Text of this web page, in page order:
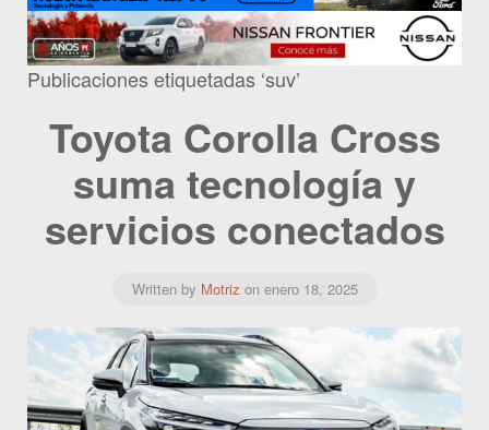
Publicaciones etiquetadas ‘suv’
Toyota Corolla Cross
suma tecnología y
servicios conectados
Written by Motriz on enero 18, 2025